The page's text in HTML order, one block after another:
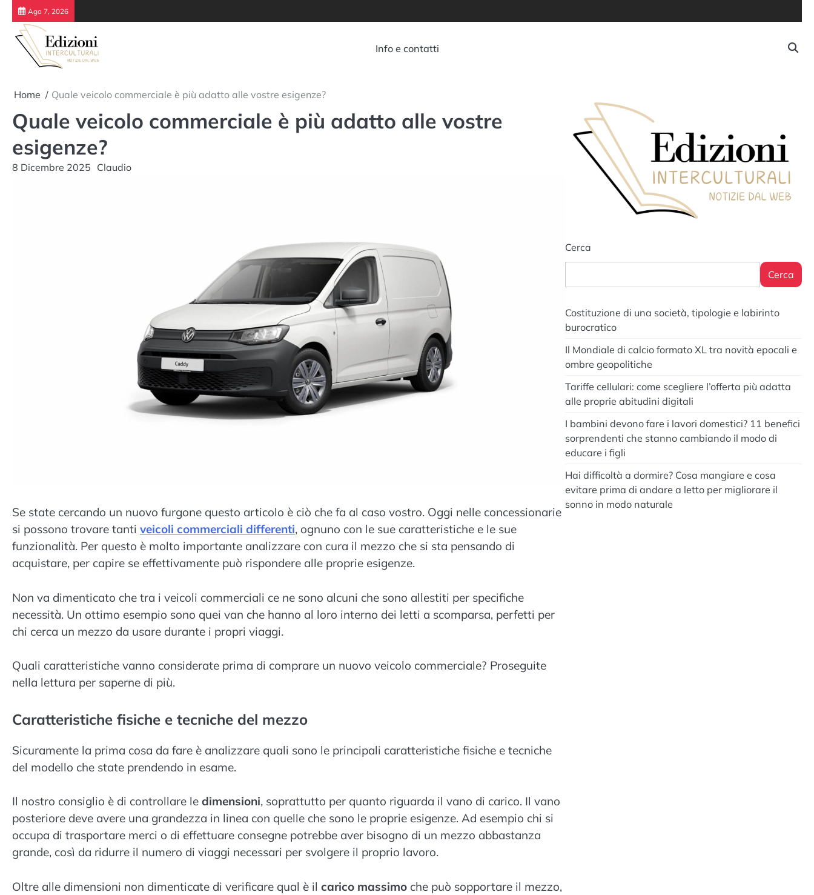
Skip
content
Ago 7, 2026
Info e contatti
Home Quale veicolo commerciale è più adatto alle vostre esigenze?
Quale veicolo commerciale è più adatto alle vostre
esigenze?
8 Dicembre 2025 Claudio
Se state cercando un nuovo furgone questo articolo è ciò che fa al caso vostro. Oggi nelle concessionarie
si possono trovare tanti veicoli commerciali differenti, ognuno con le sue caratteristiche e le sue
funzionalità. Per questo è molto importante analizzare con cura il mezzo che si sta pensando di
acquistare, per capire se effettivamente può rispondere alle proprie esigenze.
Non va dimenticato che tra i veicoli commerciali ce ne sono alcuni che sono allestiti per specifiche
necessità. Un ottimo esempio sono quei van che hanno al loro interno dei letti a scomparsa, perfetti per
chi cerca un mezzo da usare durante i propri viaggi.
Quali caratteristiche vanno considerate prima di comprare un nuovo veicolo commerciale? Proseguite
nella lettura per saperne di più.
Caratteristiche fisiche e tecniche del mezzo
Sicuramente la prima cosa da fare è analizzare quali sono le principali caratteristiche fisiche e tecniche
del modello che state prendendo in esame.
Il nostro consiglio è di controllare le dimensioni, soprattutto per quanto riguarda il vano di carico. Il vano
posteriore deve avere una grandezza in linea con quelle che sono le proprie esigenze. Ad esempio chi si
occupa di trasportare merci o di effettuare consegne potrebbe aver bisogno di un mezzo abbastanza
grande, così da ridurre il numero di viaggi necessari per svolgere il proprio lavoro.
Oltre alle dimensioni non dimenticate di verificare qual è il carico massimo che può sopportare il mezzo,
Cerca
Cerca
Costituzione di una società, tipologie e labirinto
burocratico
Il Mondiale di calcio formato XL tra novità epocali e
ombre geopolitiche
Tariffe cellulari: come scegliere l’offerta più adatta
alle proprie abitudini digitali
I bambini devono fare i lavori domestici? 11 benefici
sorprendenti che stanno cambiando il modo di
educare i figli
Hai difficoltà a dormire? Cosa mangiare e cosa
evitare prima di andare a letto per migliorare il
sonno in modo naturale